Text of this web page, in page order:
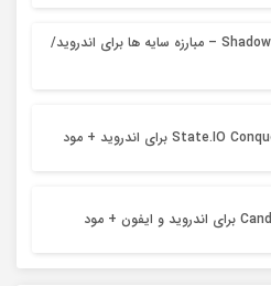
دانلود بازی Shadow Fight 2 – مبارزه سایه ها برای اندروید/